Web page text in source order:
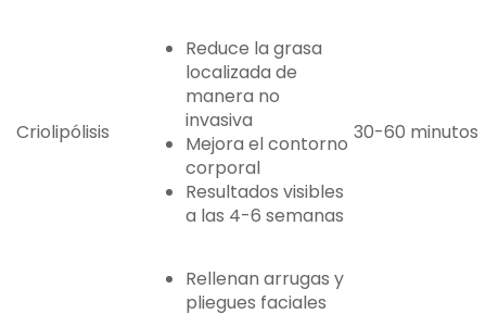
Criolipólisis
Reduce la grasa
localizada de
manera no
invasiva
Mejora el contorno
corporal
Resultados visibles
a las 4-6 semanas
30-60 minutos
Rellenan arrugas y
pliegues faciales